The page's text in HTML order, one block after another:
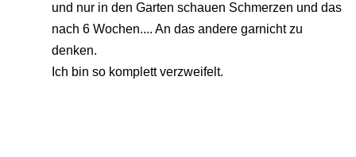
und nur in den Garten schauen Schmerzen und das
nach 6 Wochen.... An das andere garnicht zu
denken.
Ich bin so komplett verzweifelt.